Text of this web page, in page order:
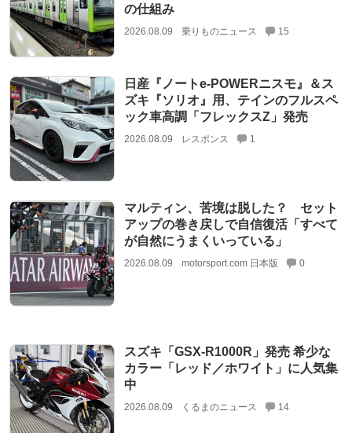
の仕組み
2026.08.09 乗りものニュース 15
日産『ノートe-POWERニスモ』＆ス
ズキ『ソリオ』用、テインのフルスペ
ック車高調「フレックスZ」発売
2026.08.09 レスポンス 1
マルティン、苦境は脱した？ セット
アップの巻き戻しで自信復活「すべて
が自然にうまくいっている」
2026.08.09 motorsport.com 日本版 0
スズキ「GSX-R1000R」発売 希少な
カラー「レッド／ホワイト」に人気集
中
2026.08.09 くるまのニュース 14